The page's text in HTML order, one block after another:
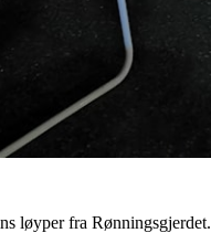
løyper fra